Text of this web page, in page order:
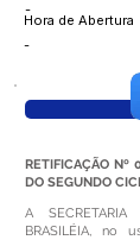
-
Hora de Abertura
-
RETIFICAÇÃO Nº
DO SEGUNDO
A
BRASILÉIA, no